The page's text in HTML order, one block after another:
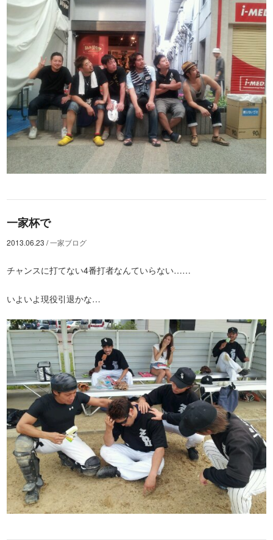
一家杯で
2013.06.23 /一家ブログ
チャンスに打てない4番打者なんていらない……
いよいよ現役引退かな…